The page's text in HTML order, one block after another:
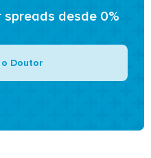
desde 0%
Doutor